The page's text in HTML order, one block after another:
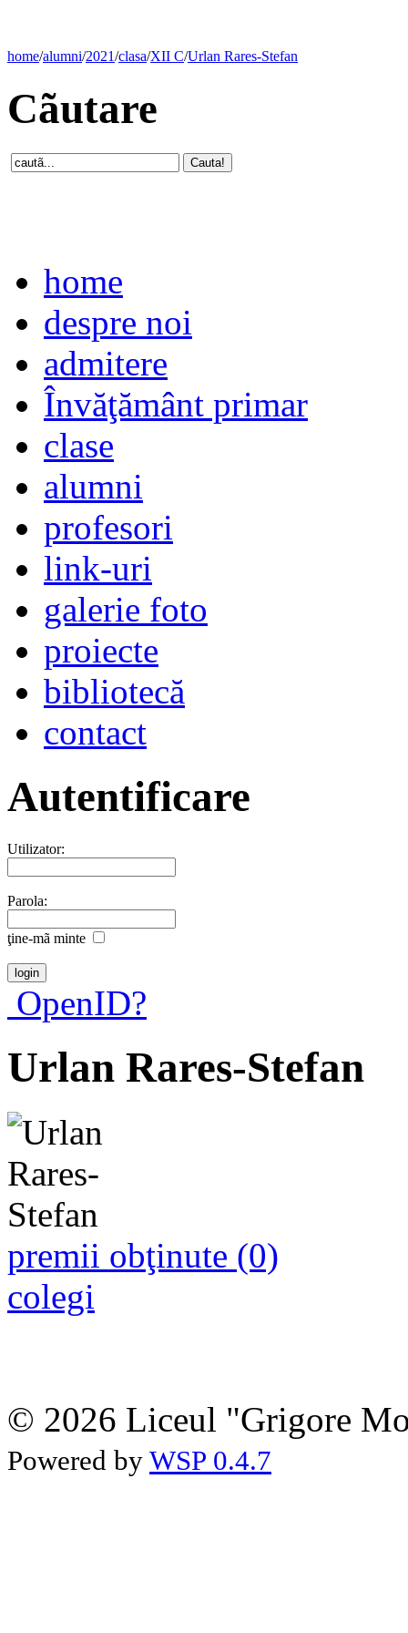
home/alumni/2021/clasa/XII C/Urlan Rares-Stefan
Cãutare
home
despre noi
admitere
Învăţământ primar
clase
alumni
profesori
link-uri
galerie foto
proiecte
bibliotecă
contact
Autentificare
Utilizator:
Parola:
ţine-mã minte
OpenID?
Urlan Rares-Stefan
premii obţinute (0)
colegi
© 2026 Liceul "Grigore
Powered by WSP 0.4.7